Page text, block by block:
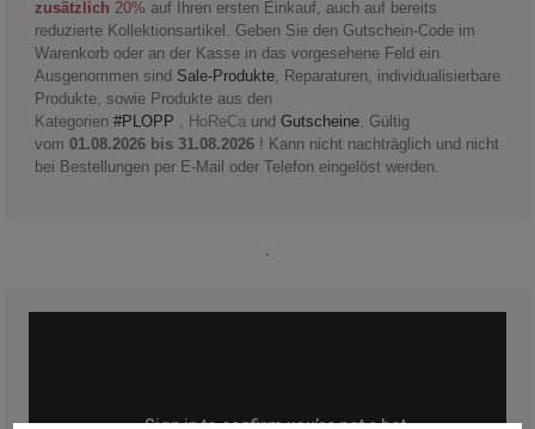
zusätzlich 20% auf Ihren ersten Einkauf, auch auf bereits
reduzierte Kollektionsartikel. Geben Sie den Gutschein-Code im
Warenkorb oder an der Kasse in das vorgesehene Feld ein.
Ausgenommen sind Sale-Produkte , Reparaturen, individualisierbare
Produkte, sowie Produkte aus den
Kategorien #PLOPP HoReCa und Gutscheine . Gültig
vom 01.08.2026 bis 31.08.2026 ! Kann nicht nachträglich und nicht
bei Bestellungen per E-Mail oder Telefon eingelöst werden.
.